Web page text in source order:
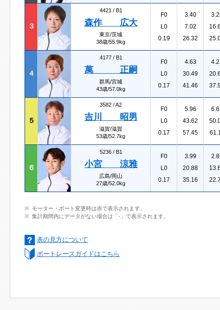
３
4421 / B1
森作 広大
東京/茨城
38歳/55.9kg
F0
L0
0.19
3.40
7.02
26.32
４
4177 / B1
萬 正嗣
群馬/宮城
43歳/57.0kg
F0
L0
0.17
4.63
30.49
41.46
５
3582 /A2
吉川 昭男
滋賀/滋賀
53歳/52.7kg
F0
L0
0.17
5.96
43.62
57.45
６
5236 / B1
小宮 涼雅
広島/岡山
27歳/52.0kg
F0
L0
0.17
3.99
20.88
35.16
モーター・ボート変更時は赤で表示されます。
集計期間内にデータがない場合は「-」で表示されます。
表の見方について
ボートレースガイドはこちら